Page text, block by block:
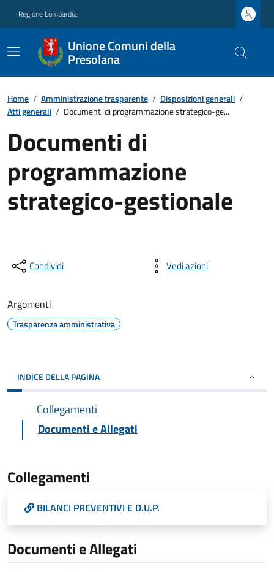
Regione Lombardia
Unione Comuni della
Presolana
Home / Amministrazione trasparente / Disposizioni generali /
Atti generali / Documenti di programmazione strategico-ge...
Documenti di
programmazione
strategico-gestionale
Condividi Vedi azioni
Argomenti
Trasparenza amministrativa
INDICE DELLA PAGINA
Collegamenti
Documenti e Allegati
Collegamenti
BILANCI PREVENTIVI E D.U.P.
Documenti e Allegati